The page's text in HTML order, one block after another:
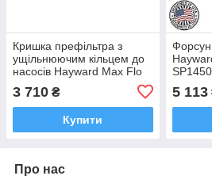
Кришка префільтра з
ущільнюючим кільцем до
насосів Hayward Max Flo
3 710 ₴
Купити
5 113
Про нас